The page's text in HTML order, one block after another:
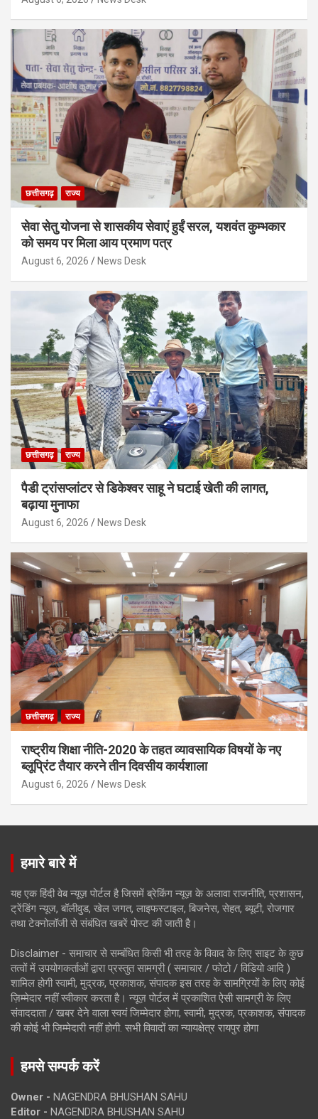
छत्तीसगढ़ राज्य
सेवा सेतु योजना से शासकीय सेवाएं हुईं सरल, यशवंत कुम्भकार
को समय पर मिला आय प्रमाण पत्र
August 6, 2026 News Desk
छत्तीसगढ़ राज्य
पैडी ट्रांसप्लांटर से डिकेश्वर साहू ने घटाई खेती की लागत,
बढ़ाया मुनाफा
August 6, 2026 News Desk
छत्तीसगढ़ राज्य
राष्ट्रीय शिक्षा नीति-2020 के तहत व्यावसायिक विषयों के नए
ब्लूप्रिंट तैयार करने तीन दिवसीय कार्यशाला
August 6, 2026 News Desk
हमारे बारे में
यह एक हिंदी वेब न्यूज़ पोर्टल है जिसमें ब्रेकिंग न्यूज़ के अलावा राजनीति, प्रशासन,
ट्रेंडिंग न्यूज, बॉलीवुड, खेल जगत, लाइफस्टाइल, बिजनेस, सेहत, ब्यूटी, रोजगार
तथा टेक्नोलॉजी से संबंधित खबरें पोस्ट की जाती है।
Disclaimer - समाचार से सम्बंधित किसी भी तरह के विवाद के लिए साइट के कुछ
तत्वों में उपयोगकर्ताओं द्वारा प्रस्तुत सामग्री ( समाचार / फोटो / विडियो आदि )
शामिल होगी स्वामी, मुद्रक, प्रकाशक, संपादक इस तरह के सामग्रियों के लिए कोई
ज़िम्मेदार नहीं स्वीकार करता है। न्यूज़ पोर्टल में प्रकाशित ऐसी सामग्री के लिए
संवाददाता / खबर देने वाला स्वयं जिम्मेदार होगा, स्वामी, मुद्रक, प्रकाशक, संपादक
की कोई भी जिम्मेदारी नहीं होगी. सभी विवादों का न्यायक्षेत्र रायपुर होगा
हमसे सम्पर्क करें
Owner - NAGENDRA BHUSHAN SAHU
Editor - NAGENDRA BHUSHAN SAHU